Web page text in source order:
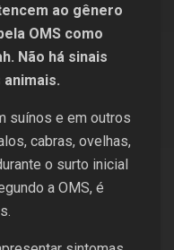
ao gênero
OMS como
Não há sinais
suínos e em outros
cabras, ovelhas,
o surto inicial
a OMS, é